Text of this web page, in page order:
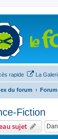
rapide La
du forum Forum
Fiction
sujet